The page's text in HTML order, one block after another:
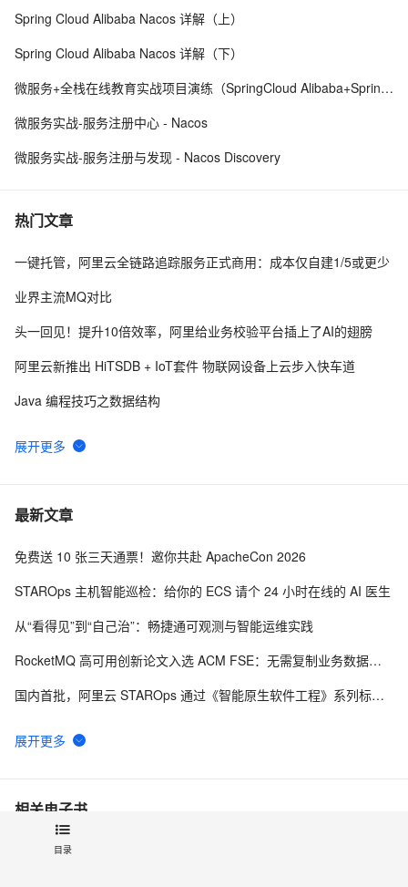
目录
Spring Cloud Alibaba Nacos 详解（上）
Spring Cloud Alibaba Nacos 详解（下）
微服务+全栈在线教育实战项目演练（SpringCloud Alibaba+SpringBoot）
微服务实战-服务注册中心 - Nacos
微服务实战-服务注册与发现 - Nacos Discovery
热门文章
一键托管，阿里云全链路追踪服务正式商用：成本仅自建1/5或更少
业界主流MQ对比
头一回见！提升10倍效率，阿里给业务校验平台插上了AI的翅膀
阿里云新推出 HiTSDB + IoT套件 物联网设备上云步入快车道
Java 编程技巧之数据结构
DLedger —基于 raft 协议的 commitlog 存储库
阿里开发者招聘节 | 阿里云中间件团队诚招技术人才啦！
最新文章
免费送 10 张三天通票！邀你共赴 ApacheCon 2026
STAROps 主机智能巡检：给你的 ECS 请个 24 小时在线的 AI 医生
从“看得见”到“自己治”：畅捷通可观测与智能运维实践
RocketMQ 高可用创新论文入选 ACM FSE：无需复制业务数据，实现有状态服务秒级接管
国内首批，阿里云 STAROps 通过《智能原生软件工程》系列标准认证
专为 Managed Agents 而生的 Harness 底座：AgentScope 2.0
相关电子书
Nacos架构&原理